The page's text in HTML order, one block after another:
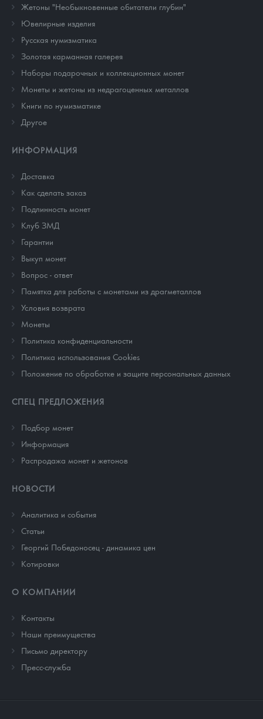
Жетоны "Необыкновенные обитатели глубин"
Ювелирные изделия
Русская нумизматика
Золотая карманная галерея
Наборы подарочных и коллекционных монет
Монеты и жетоны из недрагоценных металлов
Книги по нумизматике
Другое
ИНФОРМАЦИЯ
Доставка
Как сделать заказ
Подлинность монет
Клуб ЗМД
Гарантии
Выкуп монет
Вопрос - ответ
Памятка для работы с монетами из драгметаллов
Условия возврата
Монеты
Политика конфиденциальности
Политика использования Cookies
Положение по обработке и защите персональных данных
СПЕЦ ПРЕДЛОЖЕНИЯ
Подбор монет
Информация
Распродажа монет и жетонов
НОВОСТИ
Аналитика и события
Cтатьи
Георгий Победоносец - динамика цен
Котировки
О КОМПАНИИ
Контакты
Наши преимущества
Письмо директору
Пресс-служба